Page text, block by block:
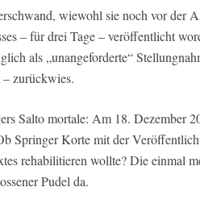
wiewohl sie noch vor der
– für drei Tage – veröffentlicht
als „unangeforderte“
zurückwies.
Salto mortale: Am 18. Dezember
Springer Korte mit der
rehabilitieren wollte? Die einmal
Pudel da.